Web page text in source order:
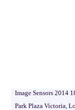
Image Sensors 2014
Park Plaza Victoria,